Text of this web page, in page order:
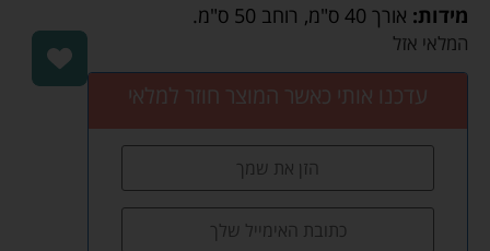
מידות: אורך 40 ס"מ , רוחב 50 ס"מ.
המלאי אזל
עדכנו אותי כאשר המוצר חוזר למלאי